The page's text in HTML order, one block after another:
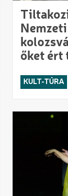
őket ért
KULT-TÚRA